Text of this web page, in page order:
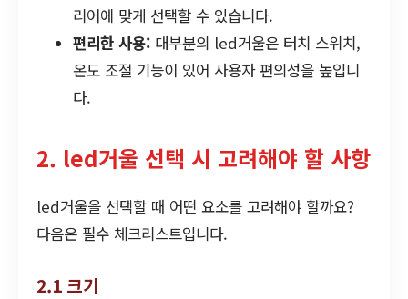
리어에 맞게 선택할 수 있습니다.
편리한 사용: 대부분의 led거울은 터치 스위치,
온도 조절 기능이 있어 사용자 편의성을 높입니
다.
2. led거울 선택 시 고려해야 할 사항
led거울을 선택할 때 어떤 요소를 고려해야 할까요?
다음은 필수 체크리스트입니다.
2.1 크기